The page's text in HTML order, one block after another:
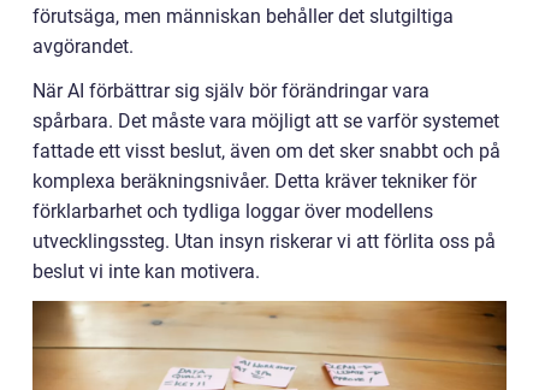
förutsäga, men människan behåller det slutgiltiga
avgörandet.
När AI förbättrar sig själv bör förändringar vara
spårbara. Det måste vara möjligt att se varför systemet
fattade ett visst beslut, även om det sker snabbt och på
komplexa beräkningsnivåer. Detta kräver tekniker för
förklarbarhet och tydliga loggar över modellens
utvecklingssteg. Utan insyn riskerar vi att förlita oss på
beslut vi inte kan motivera.